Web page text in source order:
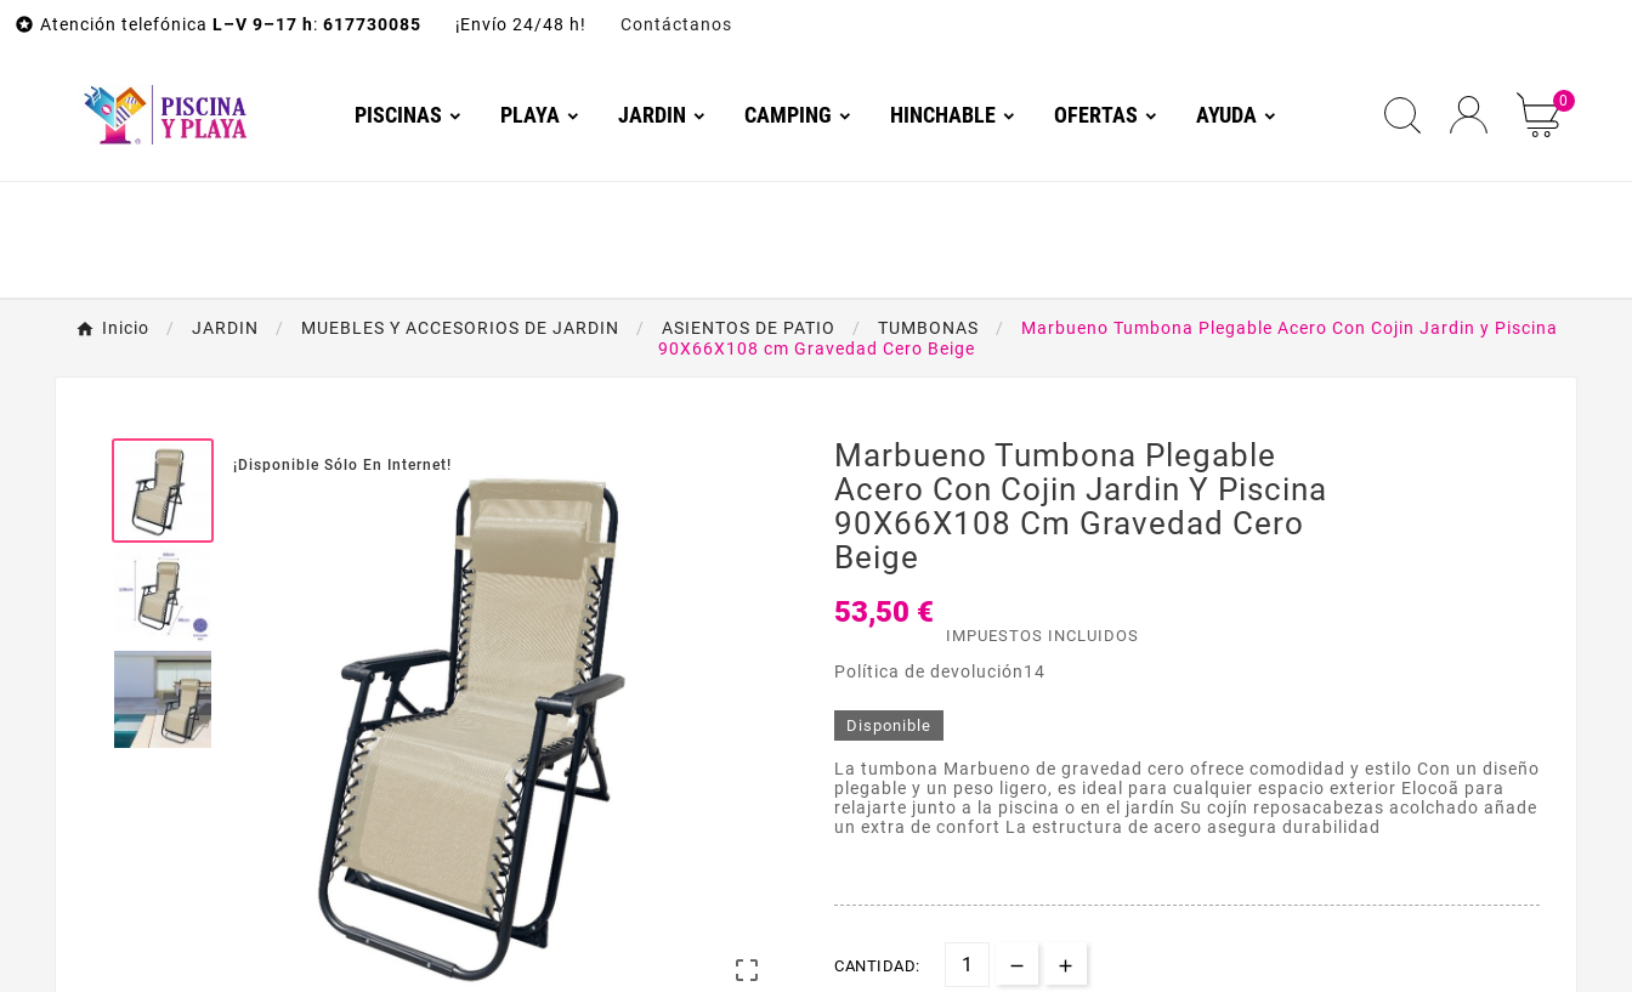
 Atención telefónica L–V 9–17 h: 617730085 ¡Envío 24/48 h! Contáctanos
PISCINAS PLAYA JARDIN CAMPING HINCHABLE OFERTAS AYUDA
0
Inicio JARDIN MUEBLES Y ACCESORIOS DE JARDIN ASIENTOS DE PATIO TUMBONAS
Marbueno Tumbona Plegable Acero Con Cojin Jardin y Piscina
90X66X108 cm Gravedad Cero Beige
¡Disponible Sólo En Internet!

Marbueno Tumbona Plegable
Acero Con Cojin Jardin Y Piscina
90X66X108 Cm Gravedad Cero
Beige
53,50 €
IMPUESTOS INCLUIDOS
Política de devolución14
Disponible
La tumbona Marbueno de gravedad cero ofrece comodidad y estilo Con un diseño
plegable y un peso ligero, es ideal para cualquier espacio exterior Elocoã para
relajarte junto a la piscina o en el jardín Su cojín reposacabezas acolchado añade
un extra de confort La estructura de acero asegura durabilidad
CANTIDAD: